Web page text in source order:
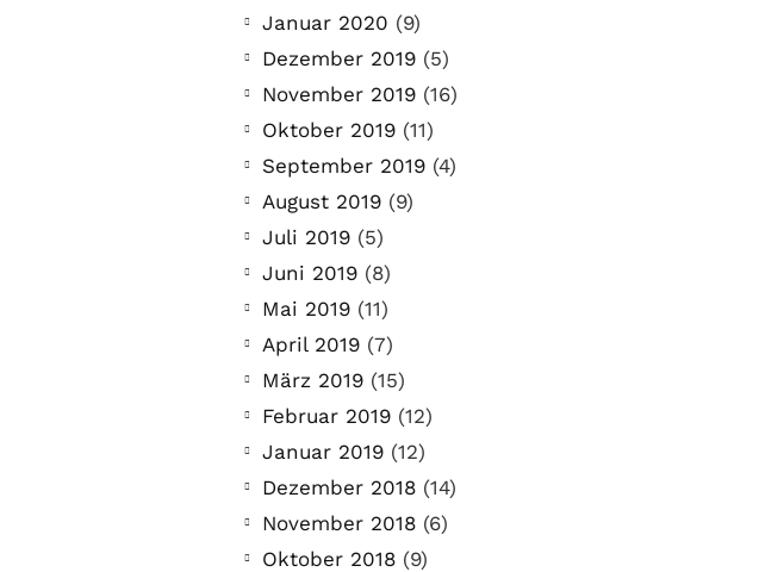
Januar 2020 (9)
Dezember 2019 (5)
November 2019 (16)
Oktober 2019 (11)
September 2019 (4)
August 2019 (9)
Juli 2019 (5)
Juni 2019 (8)
Mai 2019 (11)
April 2019 (7)
März 2019 (15)
Februar 2019 (12)
Januar 2019 (12)
Dezember 2018 (14)
November 2018 (6)
Oktober 2018 (9)